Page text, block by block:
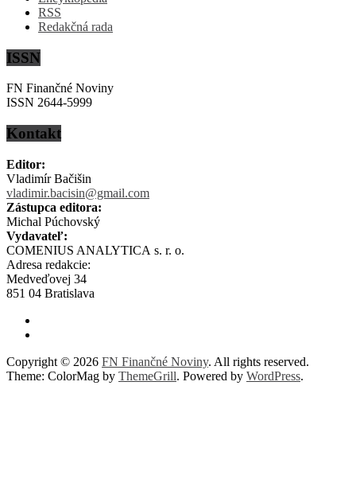
RSS
Redakčná rada
ISSN
FN Finančné Noviny
ISSN 2644-5999
Kontakt
Editor:
Vladimír Bačišin
vladimir.bacisin@gmail.com
Zástupca editora:
Michal Púchovský
Vydavateľ:
COMENIUS ANALYTICA s. r. o.
Adresa redakcie:
Medveďovej 34
851 04 Bratislava
Copyright © 2026 FN Finančné Noviny. All rights reserved.
Theme: ColorMag by ThemeGrill. Powered by WordPress.